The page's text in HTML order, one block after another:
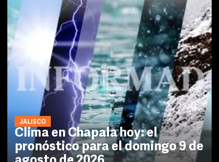
JALISCO
Clima en Chapala hoy: el
pronóstico para el domingo 9 de